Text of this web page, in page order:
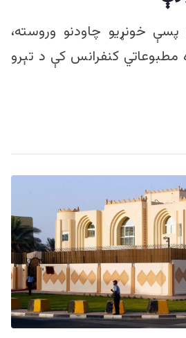
خونړیو چاودنو وروسته،
کنفرانس کې د تېرو